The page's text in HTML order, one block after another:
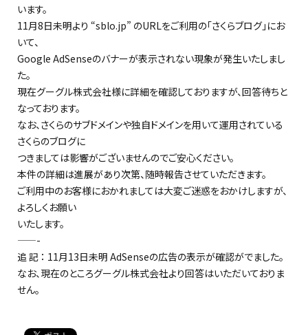
います。
11月8日未明より “sblo.jp” のURLをご利用の「さくらブログ」にお
いて、
Google AdSenseのバナーが表示されない現象が発生いたしまし
た。
現在グーグル株式会社様に詳細を確認しておりますが、回答待ちと
なっております。
なお、さくらのサブドメインや独自ドメインを用いて運用されている
さくらのブログに
つきましては影響がございませんのでご安心ください。
本件の詳細は進展があり次第、随時報告させていただきます。
ご利用中のお客様におかれましては大変ご迷惑をおかけしますが、
よろしくお願い
いたします。
——-
追 記 ： 11月13日未明 AdSenseの広告の表示が確認がでました。
なお、現在のところグーグル株式会社より回答はいただいておりま
せん。